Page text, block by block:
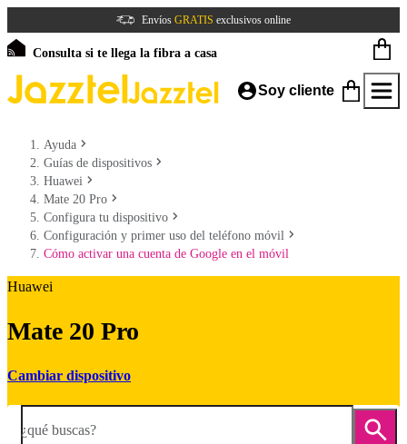
Envíos GRATIS exclusivos online
Consulta si te llega la fibra a casa
Soy cliente
Ayuda
Guías de dispositivos
Huawei
Mate 20 Pro
Configura tu dispositivo
Configuración y primer uso del teléfono móvil
Cómo activar una cuenta de Google en el móvil
Huawei
Mate 20 Pro
Cambiar dispositivo
¿qué buscas?